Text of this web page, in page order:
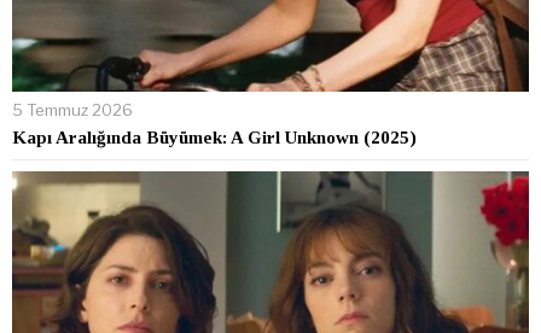
5 Temmuz 2026
Kapı Aralığında Büyümek: A Girl Unknown (2025)